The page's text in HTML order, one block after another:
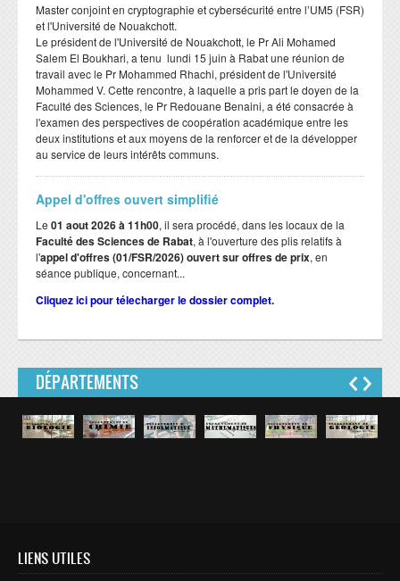
Master conjoint en cryptographie et cybersécurité entre l’UM5 (FSR)
et l'Université de Nouakchott.
Le président de l'Université de Nouakchott, le Pr Ali Mohamed
Salem El Boukhari, a tenu lundi 15 juin à Rabat une réunion de
travail avec le Pr Mohammed Rhachi, président de l'Université
Mohammed V. Cette rencontre, à laquelle a pris part le doyen de la
Faculté des Sciences, le Pr Redouane Benaini, a été consacrée à
l'examen des perspectives de coopération académique entre les
deux institutions et aux moyens de la renforcer et de la développer
au service de leurs intérêts communs.
Appel d'offres ouvert simplifié
Le 01 aout 2026 à 11h00, il sera procédé, dans les locaux de la
Faculté des Sciences de Rabat, à l'ouverture des plis relatifs à
l'appel d'offres (01/FSR/2026) ouvert sur offres de prix, en
séance publique, concernant...
Cliquez ici pour télecharger le dossier complet.
DÉPARTEMENTS
LIENS UTILES